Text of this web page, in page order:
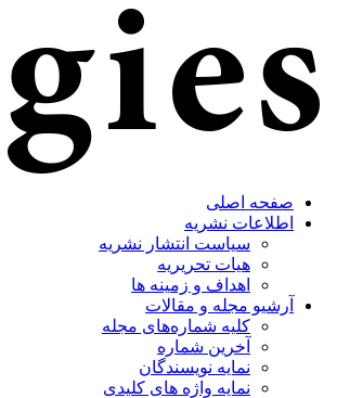
صفحه اصلی
اطلاعات نشریه
سیاست انتشار نشریه
هیات تحریریه
اهداف و زمینه ها
آرشیو مجله و مقالات
کلیه شماره‌های مجله
آخرین شماره
نمایه نویسندگان
نمایه واژه های کلیدی